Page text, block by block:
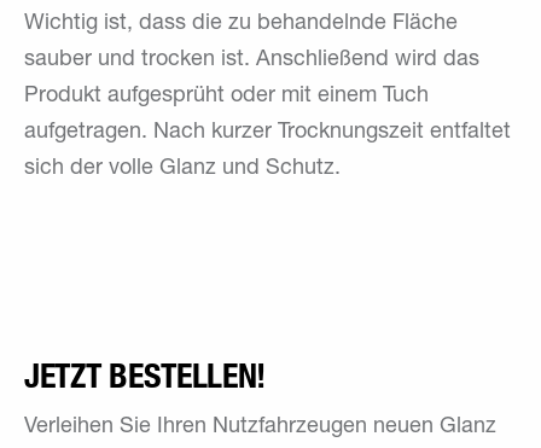
Wichtig ist, dass die zu behandelnde Fläche
sauber und trocken ist. Anschließend wird das
Produkt aufgesprüht oder mit einem Tuch
aufgetragen. Nach kurzer Trocknungszeit entfaltet
sich der volle Glanz und Schutz.
JETZT BESTELLEN!
Verleihen Sie Ihren Nutzfahrzeugen neuen Glanz